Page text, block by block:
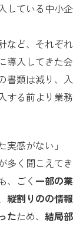
している中小企
など、それぞれ
導入してきた会
書類は減り、入
する前より業務
感がない」
多く聞こえてき
、ごく 一部の業
縦割りのの情報
たため、 結局部